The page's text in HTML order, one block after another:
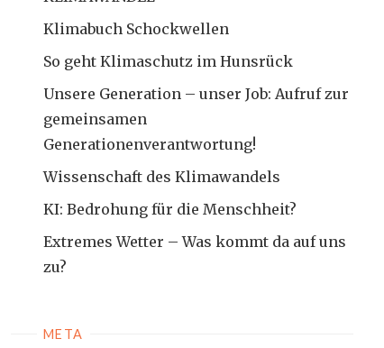
Klimabuch Schockwellen
So geht Klimaschutz im Hunsrück
Unsere Generation – unser Job: Aufruf zur
gemeinsamen
Generationenverantwortung!
Wissenschaft des Klimawandels
KI: Bedrohung für die Menschheit?
Extremes Wetter – Was kommt da auf uns
zu?
META